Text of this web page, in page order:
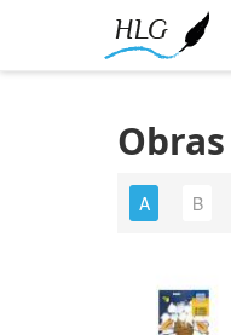
Obras
A B